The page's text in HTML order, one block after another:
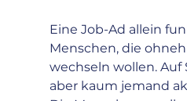
Eine Job-Ad allein
Menschen, die
wechseln wollen. Auf
aber kaum jemand